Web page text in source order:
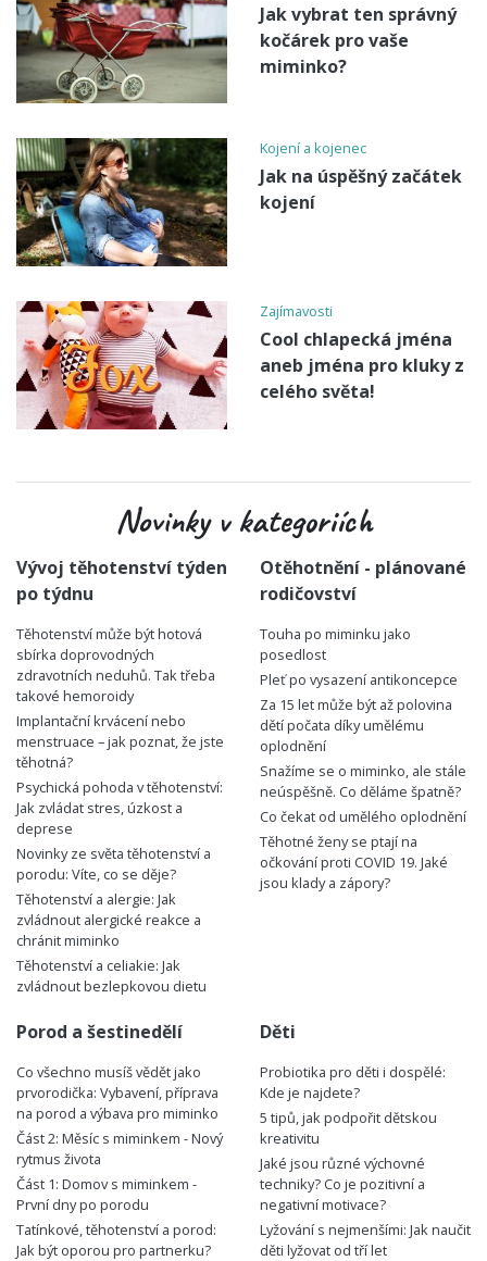
Jak vybrat ten správný
kočárek pro vaše
miminko?
Kojení a kojenec
Jak na úspěšný začátek
kojení
Zajímavosti
Cool chlapecká jména
aneb jména pro kluky z
celého světa!
Novinky v kategoriích
Vývoj těhotenství týden
po týdnu
Těhotenství může být hotová
sbírka doprovodných
zdravotních neduhů. Tak třeba
takové hemoroidy
Implantační krvácení nebo
menstruace – jak poznat, že jste
těhotná?
Psychická pohoda v těhotenství:
Jak zvládat stres, úzkost a
deprese
Novinky ze světa těhotenství a
porodu: Víte, co se děje?
Těhotenství a alergie: Jak
zvládnout alergické reakce a
chránit miminko
Těhotenství a celiakie: Jak
zvládnout bezlepkovou dietu
Otěhotnění - plánované
rodičovství
Touha po miminku jako
posedlost
Pleť po vysazení antikoncepce
Za 15 let může být až polovina
dětí počata díky umělému
oplodnění
Snažíme se o miminko, ale stále
neúspěšně. Co děláme špatně?
Co čekat od umělého oplodnění
Těhotné ženy se ptají na
očkování proti COVID 19. Jaké
jsou klady a zápory?
Porod a šestinedělí
Co všechno musíš vědět jako
prvorodička: Vybavení, příprava
na porod a výbava pro miminko
Část 2: Měsíc s miminkem - Nový
rytmus života
Část 1: Domov s miminkem -
První dny po porodu
Tatínkové, těhotenství a porod:
Jak být oporou pro partnerku?
Děti
Probiotika pro děti i dospělé:
Kde je najdete?
5 tipů, jak podpořit dětskou
kreativitu
Jaké jsou různé výchovné
techniky? Co je pozitivní a
negativní motivace?
Lyžování s nejmenšími: Jak naučit
děti lyžovat od tří let